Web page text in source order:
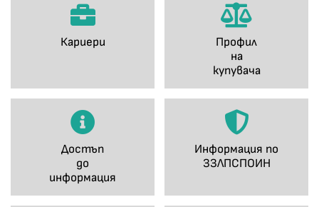
Кариери
Профил
на
купувача
Достъп
до
информация
Информация по
ЗЗЛПСПОИН